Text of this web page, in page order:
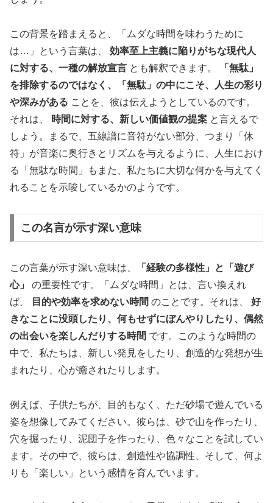
この背景を踏まえると、「ムダな時間を味わうために
は…」という言葉は、 効率至上主義に陥りがちな現代人
に対する、一種の解放宣言 とも解釈できます。
「無駄」
を排除するのではなく、「無駄」の中にこそ、人生の彩り
や深みがある ことを、彼は伝えようとしているのです。
それは、
時間に対する、新しい価値観の提案 と言えるで
しょう。まるで、五線譜に音符がない部分、つまり「休
符」が音楽に奥行きとリズムを与えるように、人生におけ
る「無駄な時間」もまた、私たちに大切な何かを与えてく
れることを示唆しているかのようです。
この名言が示す深い意味
この言葉が示す深い意味は、
「経験の多様性」と「遊び
心」
の重要性です。「ムダな時間」とは、言い換えれ
ば、
目的や効率を求めない時間 のことです。それは、 好
きなことに没頭したり、何もせずにぼんやりしたり、偶然
の出会いを楽しんだりする時間 です。このような時間の
中で、私たちは、新しい発見をしたり、創造的な発想が生
まれたり、心が癒されたりします。
例えば、子供たちが、目的もなく、ただ砂場で遊んでいる
姿を想像してみてください。彼らは、砂で山を作ったり、
穴を掘ったり、泥団子を作ったり、色々なことを試してい
ます。その中で、彼らは、創造性や協調性、そして、何よ
りも「楽しい」という感情を育んでいます。